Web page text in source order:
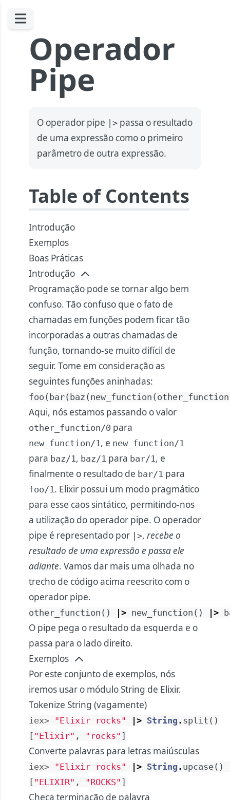
Operador
Pipe
O operador pipe |> passa o resultado
de uma expressão como o primeiro
parâmetro de outra expressão.
Table of Contents
Introdução
Exemplos
Boas Práticas
Introdução
Programação pode se tornar algo bem
confuso. Tão confuso que o fato de
chamadas em funções podem ficar tão
incorporadas a outras chamadas de
função, tornando-se muito difícil de
seguir. Tome em consideração as
seguintes funções aninhadas:
foo ( bar( baz ( new_function ( other_function
Aqui, nós estamos passando o valor
other_function/0 para
new_function/1, e new_function/1
para baz/1, baz/1 para bar/1, e
finalmente o resultado de bar/1 para
foo/1. Elixir possui um modo pragmático
para esse caos sintático, permitindo-nos
a utilização do operador pipe. O operador
pipe é representado por
|>, recebe o
resultado de uma expressão e passa ele
adiante. Vamos dar mais uma olhada no
trecho de código acima reescrito com o
operador pipe.
other_function ( ) |> new_function ( ) |>
O pipe pega o resultado da esquerda e o
passa para o lado direito.
Exemplos
Por este conjunto de exemplos, nós
iremos usar o módulo String de Elixir.
Tokenize String (vagamente)
iex> "Elixir rocks" |> String . split ( )
[ "Elixir" , "rocks" ]
Converte palavras para letras maiúsculas
iex> "Elixir rocks" |> String . upcase( )
[ "ELIXIR" , "ROCKS" ]
Checa terminação de palavra